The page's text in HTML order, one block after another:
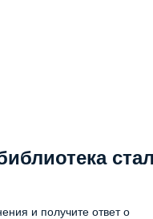
и получите ответ о